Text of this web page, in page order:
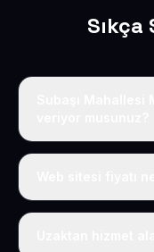
Evet, Subaşı
Tek fiyat: yılda 50